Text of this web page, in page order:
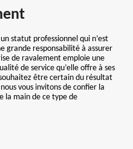
statut professionnel qui n’est
grande responsabilité à assurer
de ravalement emploie une
de service qu’elle offre à ses
être certain du résultat
vous invitons de confier la
la main de ce type de